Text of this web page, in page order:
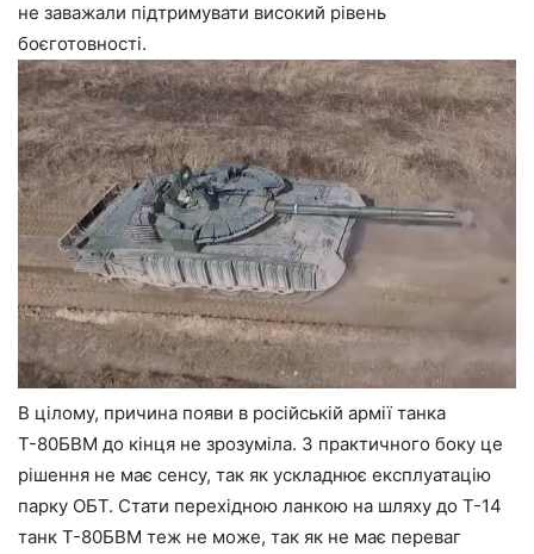
не заважали підтримувати високий рівень
боєготовності.
В цілому, причина появи в російській армії танка
Т-80БВМ до кінця не зрозуміла. З практичного боку це
рішення не має сенсу, так як ускладнює експлуатацію
парку ОБТ. Стати перехідною ланкою на шляху до Т-14
танк Т-80БВМ теж не може, так як не має переваг